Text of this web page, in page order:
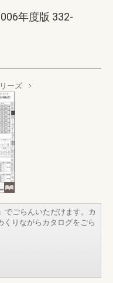
年度版 332-
ーズ
でごらんいただけます。カ
くりながらカタログをごら